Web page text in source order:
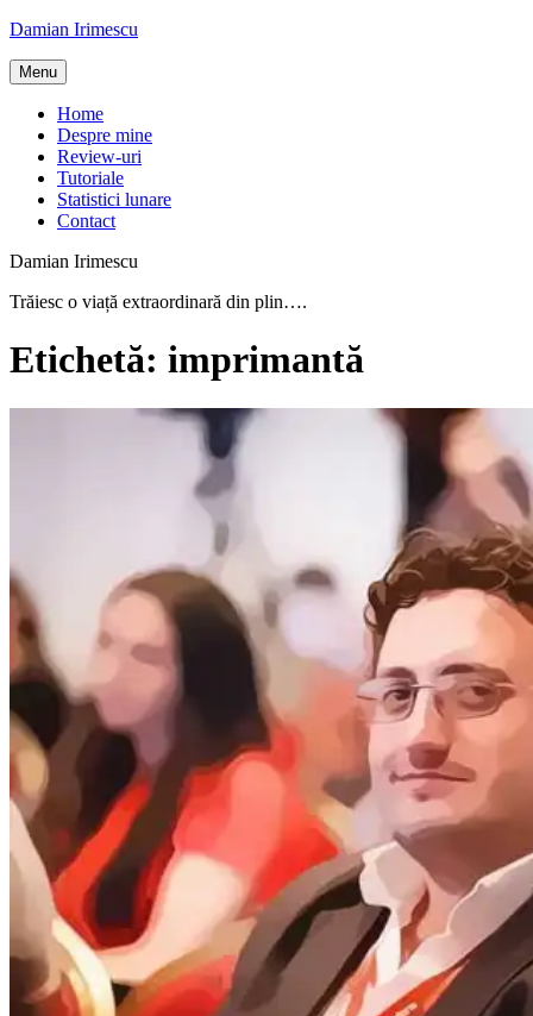
Skip
content
Damian Irimescu
Menu
Home
Despre mine
Review-uri
Tutoriale
Statistici lunare
Contact
Damian Irimescu
Trăiesc o viață extraordinară din plin….
Etichetă: imprimantă